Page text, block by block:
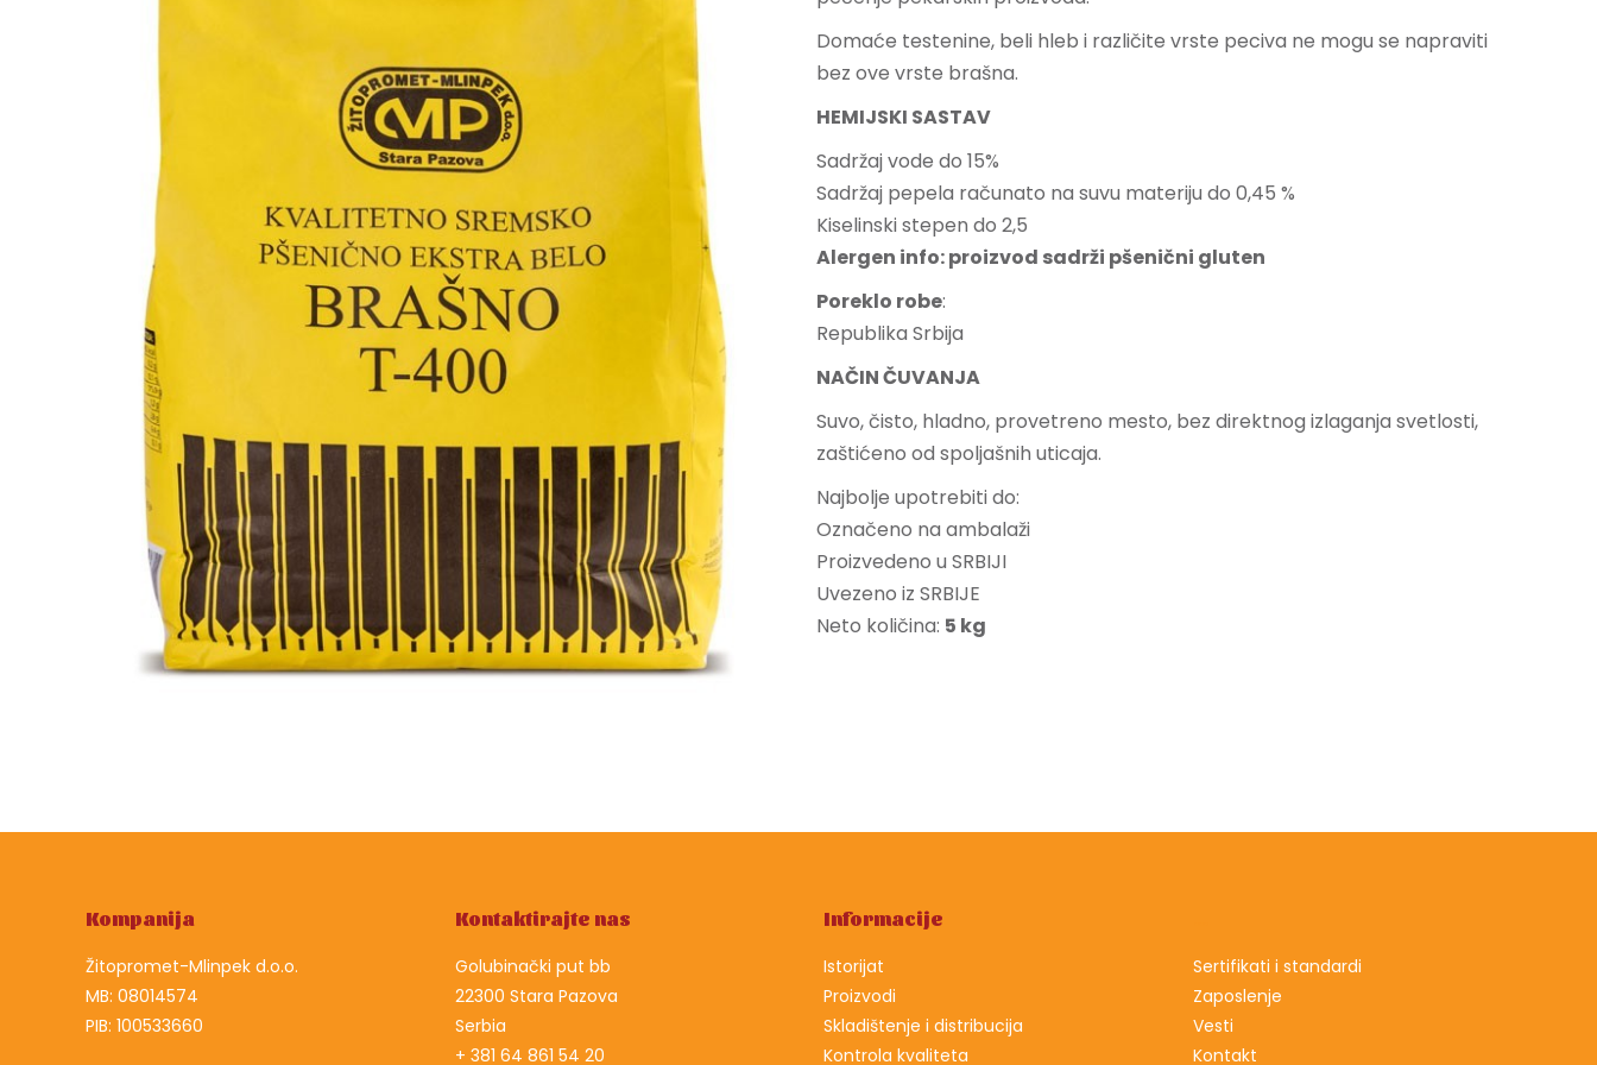
Domaće testenine, beli hleb i različite vrste peciva ne mogu se napraviti
bez ove vrste brašna.
HEMIJSKI SASTAV
Sadržaj vode do 15%
Sadržaj pepela računato na suvu materiju do 0,45 %
Kiselinski stepen do 2,5
Alergen info: proizvod sadrži pšenični gluten
Poreklo robe:
Republika Srbija
NAČIN ČUVANJA
Suvo, čisto, hladno, provetreno mesto, bez direktnog izlaganja svetlosti,
zaštićeno od spoljašnih uticaja.
Najbolje upotrebiti do:
Označeno na ambalaži
Proizvedeno u SRBIJI
Uvezeno iz SRBIJE
Neto količina: 5 kg
Kompanija
Žitopromet-Mlinpek d.o.o.
MB: 08014574
PIB: 100533660
Kontaktirajte nas
Golubinački put bb
22300 Stara Pazova
Serbia
+ 381 64 861 54 20
Informacije
Istorijat
Proizvodi
Skladištenje i distribucija
Kontrola kvaliteta
Sertifikati i standardi
Zaposlenje
Vesti
Kontakt